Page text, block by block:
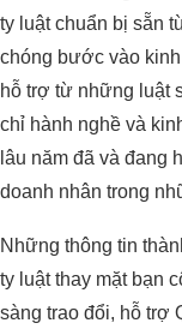
ty luật chuẩn bị sẵn
chóng bước vào
hỗ trợ từ những luật
chỉ hành nghề và
lâu năm đã và đang
doanh nhân trong
Những thông tin
ty luật thay mặt bạn
sàng trao đổi, hỗ trợ